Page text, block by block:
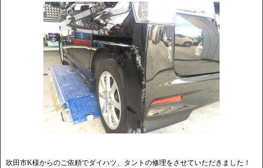
吹田市K様からのご依頼でダイハツ、タントの修理をさせていただきました！